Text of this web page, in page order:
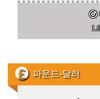
파운드-달러